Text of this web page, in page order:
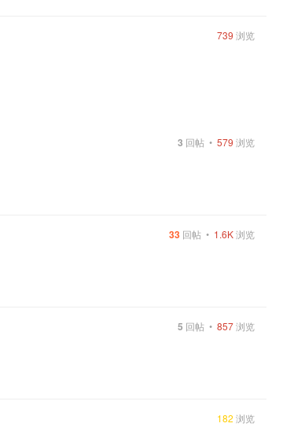
739 浏览
3 回帖 •579 浏览
33 回帖 • 1.6K浏览
5 回帖 •857浏览
182 浏览